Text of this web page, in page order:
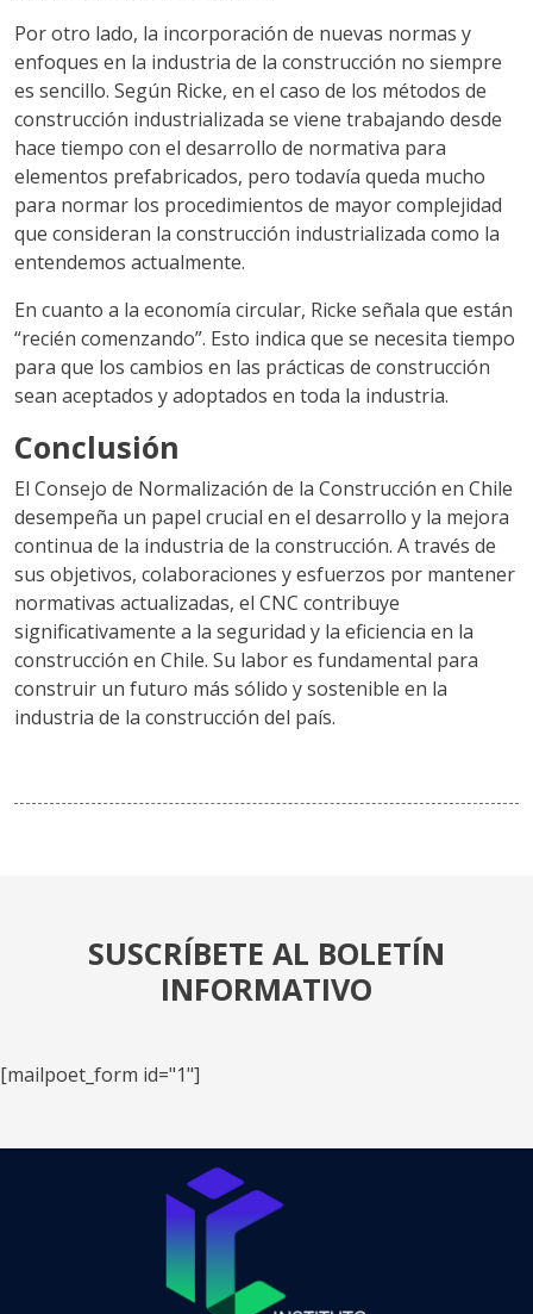
Por otro lado, la incorporación de nuevas normas y
enfoques en la industria de la construcción no siempre
es sencillo. Según Ricke, en el caso de los métodos de
construcción industrializada se viene trabajando desde
hace tiempo con el desarrollo de normativa para
elementos prefabricados, pero todavía queda mucho
para normar los procedimientos de mayor complejidad
que consideran la construcción industrializada como la
entendemos actualmente.
En cuanto a la economía circular, Ricke señala que están
“recién comenzando”. Esto indica que se necesita tiempo
para que los cambios en las prácticas de construcción
sean aceptados y adoptados en toda la industria.
Conclusión
El Consejo de Normalización de la Construcción en Chile
desempeña un papel crucial en el desarrollo y la mejora
continua de la industria de la construcción. A través de
sus objetivos, colaboraciones y esfuerzos por mantener
normativas actualizadas, el CNC contribuye
significativamente a la seguridad y la eficiencia en la
construcción en Chile. Su labor es fundamental para
construir un futuro más sólido y sostenible en la
industria de la construcción del país.
SUSCRÍBETE AL BOLETÍN
INFORMATIVO
[mailpoet_form id="1"]